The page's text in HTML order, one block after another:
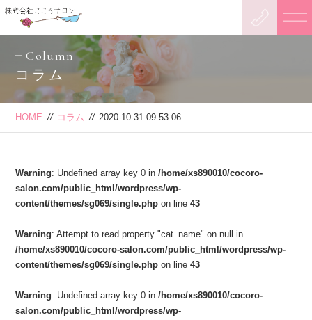
Column
コラム
HOME // コラム // 2020-10-31 09.53.06
Warning: Undefined array key 0 in/home/xs890010/cocoro-
salon.com/public_html/wordpress/wp-
content/themes/sg069/single.php on line43
Warning: Attempt to read property "cat_name" on null in
/home/xs890010/cocoro-salon.com/public_html/wordpress/wp-
content/themes/sg069/single.php on line43
Warning: Undefined array key 0 in/home/xs890010/cocoro-
salon.com/public_html/wordpress/wp-